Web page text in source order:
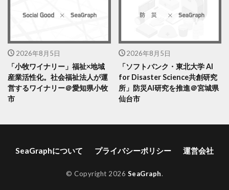
2026年8月5日
「小牧ワイナリー」福祉×地域
産業活性化。社会福祉法人が運
営するワイナリー＠愛知県小牧
市
2026年8月5日
「ソフトバンク・東北大学 AI
for Disaster Science共創研究
所」防災AI研究を推進＠宮城県
仙台市
SeaGraphについて プライバシーポリシー 運営会社
© Copyright 2026 SeaGraph.